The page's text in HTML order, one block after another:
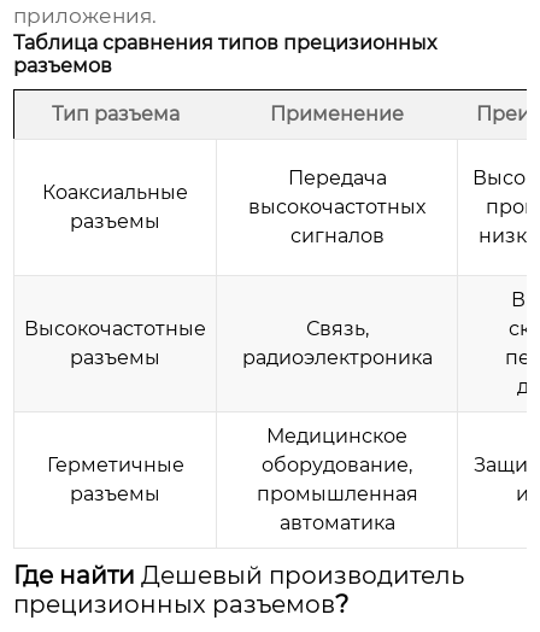
приложения.
Таблица сравнения типов прецизионных
разъемов
Тип разъема Применение
Коаксиальные
разъемы
Передача
высокочастотных
сигналов
Высокочастотные
разъемы
Связь,
радиоэлектроника
Герметичные
разъемы
Медицинское
оборудование,
промышленная
автоматика
и
Где найтиДешевый производитель
прецизионных разъемов?